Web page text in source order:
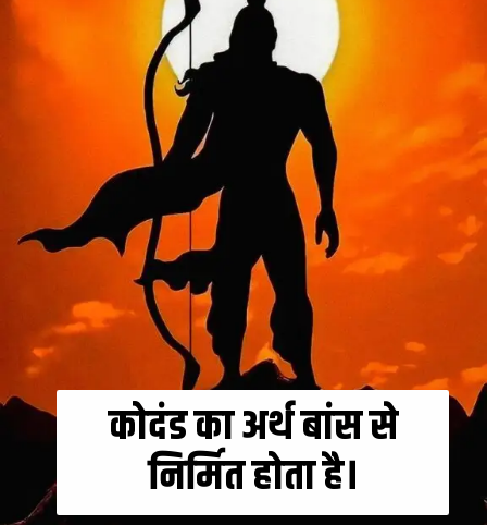
कोदंड का अर्थ बांस से
निर्मित होता है।